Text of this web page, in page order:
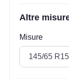
Altre
Misure